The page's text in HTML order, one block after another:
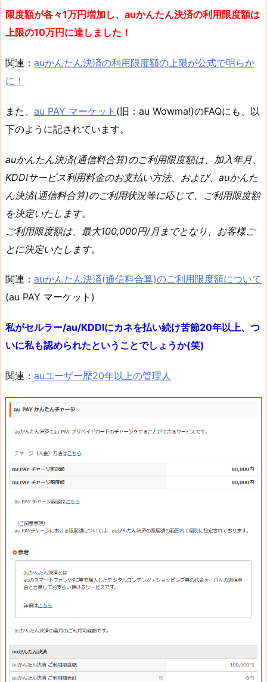
限度額が各々1万円増加し、auかんたん決済の利用限度額は
上限の10万円に達しました！
関連： auかんたん決済の利用限度額の上限が公式で明らか
に！
また、 au PAY マーケット (旧：au Wowma!)のFAQにも、以
下のように記されています。
auかんたん決済(通信料合算)のご利用限度額は、加入年月、
KDDIサービス利用料金のお支払い方法、および、auかんた
ん決済(通信料合算)のご利用状況等に応じて、ご利用限度額
を決定いたします。
ご利用限度額は、最大100,000円/月までとなり、お客様ご
とに決定いたします。
関連： auかんたん決済(通信料合算)のご利用限度額について
(au PAY マーケット)
私がセルラー/au/KDDIにカネを払い続け苦節20年以上、つ
いに私も認められたということでしょうか(笑)
関連： auユーザー歴20年以上の管理人